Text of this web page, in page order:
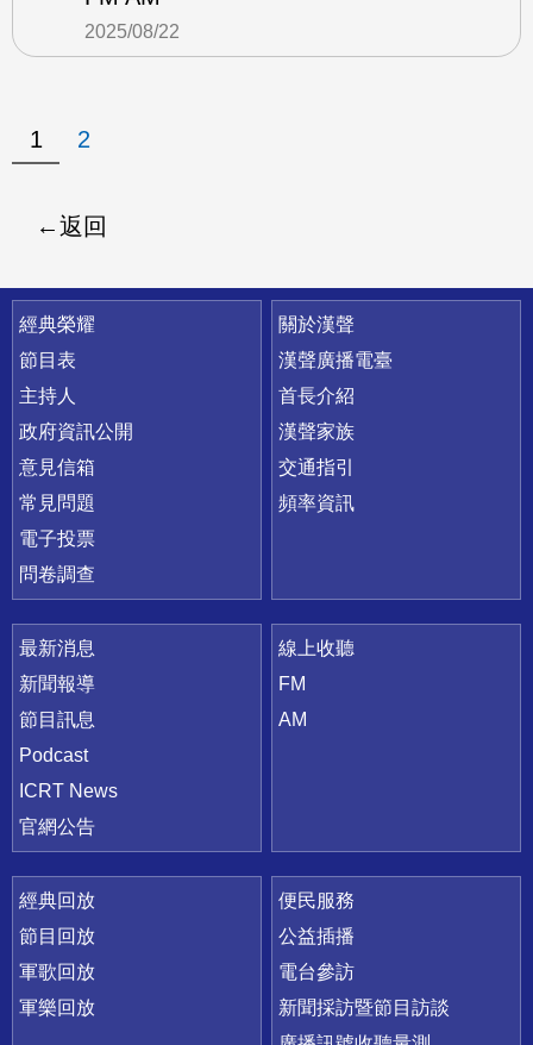
2025/08/22
1 2
返回
快速連結
經典榮耀
節目表
主持人
政府資訊公開
意見信箱
常見問題
電子投票
問卷調查
關於漢聲
漢聲廣播電臺
首長介紹
漢聲家族
交通指引
頻率資訊
最新消息
新聞報導
節目訊息
Podcast
ICRT News
官網公告
線上收聽
FM
AM
經典回放
節目回放
軍歌回放
軍樂回放
便民服務
公益插播
電台參訪
新聞採訪暨節目訪談